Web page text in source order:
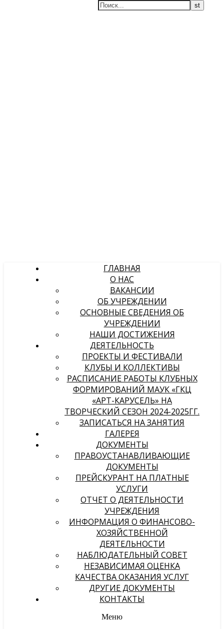
ГЛАВНАЯ
О НАС
ВАКАНСИИ
ОБ УЧРЕЖДЕНИИ
ОСНОВНЫЕ СВЕДЕНИЯ ОБ
УЧРЕЖДЕНИИ
НАШИ ДОСТИЖЕНИЯ
ДЕЯТЕЛЬНОСТЬ
ПРОЕКТЫ И ФЕСТИВАЛИ
КЛУБЫ И КОЛЛЕКТИВЫ
РАСПИСАНИЕ РАБОТЫ КЛУБНЫХ
ФОРМИРОВАНИЙ МАУК «ГКЦ
«АРТ-КАРУСЕЛЬ» НА
ТВОРЧЕСКИЙ СЕЗОН 2024-2025ГГ.
ЗАПИСАТЬСЯ НА ЗАНЯТИЯ
ГАЛЕРЕЯ
ДОКУМЕНТЫ
ПРАВОУСТАНАВЛИВАЮЩИЕ
ДОКУМЕНТЫ
ПРЕЙСКУРАНТ НА ПЛАТНЫЕ
УСЛУГИ
ОТЧЕТ О ДЕЯТЕЛЬНОСТИ
УЧРЕЖДЕНИЯ
ИНФОРМАЦИЯ О ФИНАНСОВО-
ХОЗЯЙСТВЕННОЙ
ДЕЯТЕЛЬНОСТИ
НАБЛЮДАТЕЛЬНЫЙ СОВЕТ
НЕЗАВИСИМАЯ ОЦЕНКА
КАЧЕСТВА ОКАЗАНИЯ УСЛУГ
ДРУГИЕ ДОКУМЕНТЫ
КОНТАКТЫ
Меню